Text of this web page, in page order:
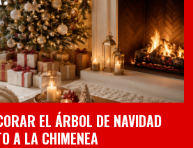
EL ÁRBOL DE NAVIDAD
A LA CHIMENEA